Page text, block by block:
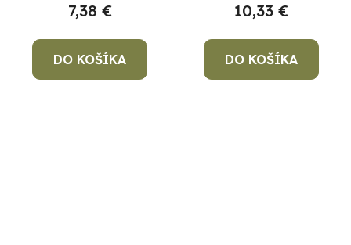
7,38 €
DO KOŠÍKA
10,33 €
DO KOŠÍKA